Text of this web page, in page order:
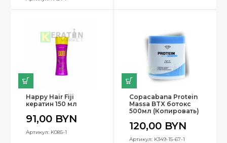
Happy Hair Fiji
кератин 150 мл
91,00 BYN
Артикул: K085-1
Copacabana Protein
Massa BTX ботокс
500мл (Копировать)
120,00 BYN
Артикул: K349-15-67-1